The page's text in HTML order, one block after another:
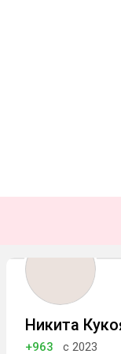
Никита
+963 с 2023